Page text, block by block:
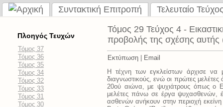
Συντακτική Επιτροπή Τελευταίο
Πλοηγός Τευχών
Τόμος 37
Τόμος 36
Τόμος 35
Τόμος 34
Τόμος 32
Τόμος 33
Τόμος 31
Τόμος 30
Τόμος 29 Τεύχος 4 -
προβολής της σχέσης
Εκτύπωση
Email
Η τέχνη των εγκλείστων άρχισε να
διαγνωστικούς, ενώ οι πρώτες μελέτες
20ού αιώνα, με ψυχιάτρους όπως ο
μελέτες πάνω σε έργα ψυχασθενών,
ασθενών ανήκουν στην περιοχή εκείνη